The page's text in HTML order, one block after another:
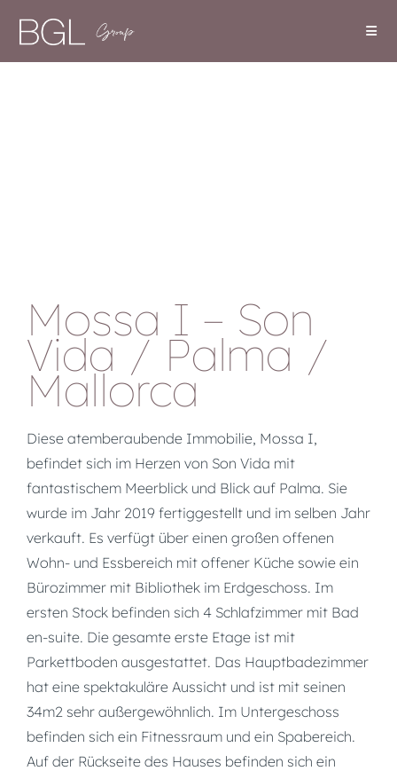
Mossa I – Son
Vida / Palma /
Mallorca
Diese atemberaubende Immobilie, Mossa I,
befindet sich im Herzen von Son Vida mit
fantastischem Meerblick und Blick auf Palma. Sie
wurde im Jahr 2019 fertiggestellt und im selben Jahr
verkauft. Es verfügt über einen großen offenen
Wohn- und Essbereich mit offener Küche sowie ein
Bürozimmer mit Bibliothek im Erdgeschoss. Im
ersten Stock befinden sich 4 Schlafzimmer mit Bad
en-suite. Die gesamte erste Etage ist mit
Parkettboden ausgestattet. Das Hauptbadezimmer
hat eine spektakuläre Aussicht und ist mit seinen
34m2 sehr außergewöhnlich. Im Untergeschoss
befinden sich ein Fitnessraum und ein Spabereich.
Auf der Rückseite des Hauses befinden sich ein